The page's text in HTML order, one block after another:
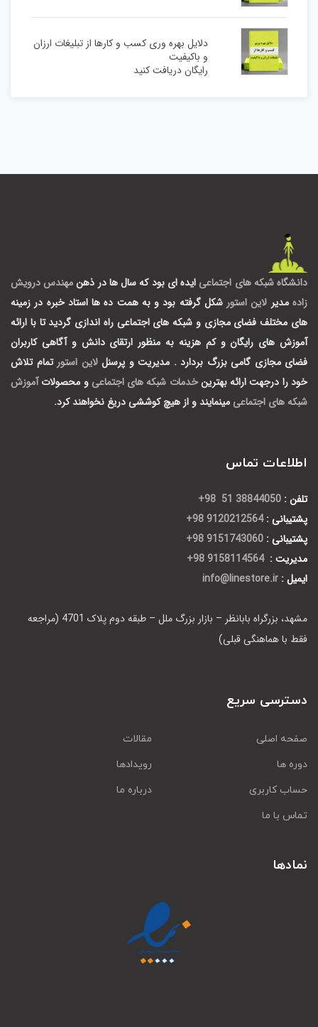
دلایل بهره وری کسب و کارها از تبلیغات ارزان
و باکیفیت
رایگان دریافت کنید
دانشگاه شبکه های اجتماعی ایده ای بود که سال ها در ذهنمهندس درویش
زاده مدیر لاین استور شکل گرفته بود و به همت ده ها استاد خبره در زمینه
های مختلف فضای مجازی و شبکه های اجتماعی راه اندازی گردید تا با ارائه
آموزش های رایگان و کم هزینه به منظور ارتقای دانش و آگاهی کاربران
فضای مجازی گامی بزرگ بردارد . مدیریت و پرسنللاین استور تمام تلاش
خود را درجهت ارائه بهترینخدمات شبکه های اجتماعی و محصولات آموزش
شبکه های اجتماعی مینمایند و از هیچ کوششی دریغ نخواهند کرد.
اطلاعات تماس
تلفن : 38844050 51 98+
پشتیبانی : 9120212564 98+
پشتیبانی : 9151743060 98+
مدیریت : 9158114564 98+
ایمیل : info@linestore.ir
مشهد، بزرگراه بابانظر – بازار بزرگ ملل – طبقه دوم پلاک 4701 (مراجعه
فقط با هماهنگی قبلی)
دسترسی سریع
صفحه اصلی
مقالات
دوره ها
رویدادها
حساب کاربری
درباره ما
تماس با ما
نمادها